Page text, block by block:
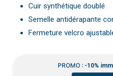
Cuir synthétique doublé
Semelle antidérapante
Fermeture velcro
PROMO : -10%